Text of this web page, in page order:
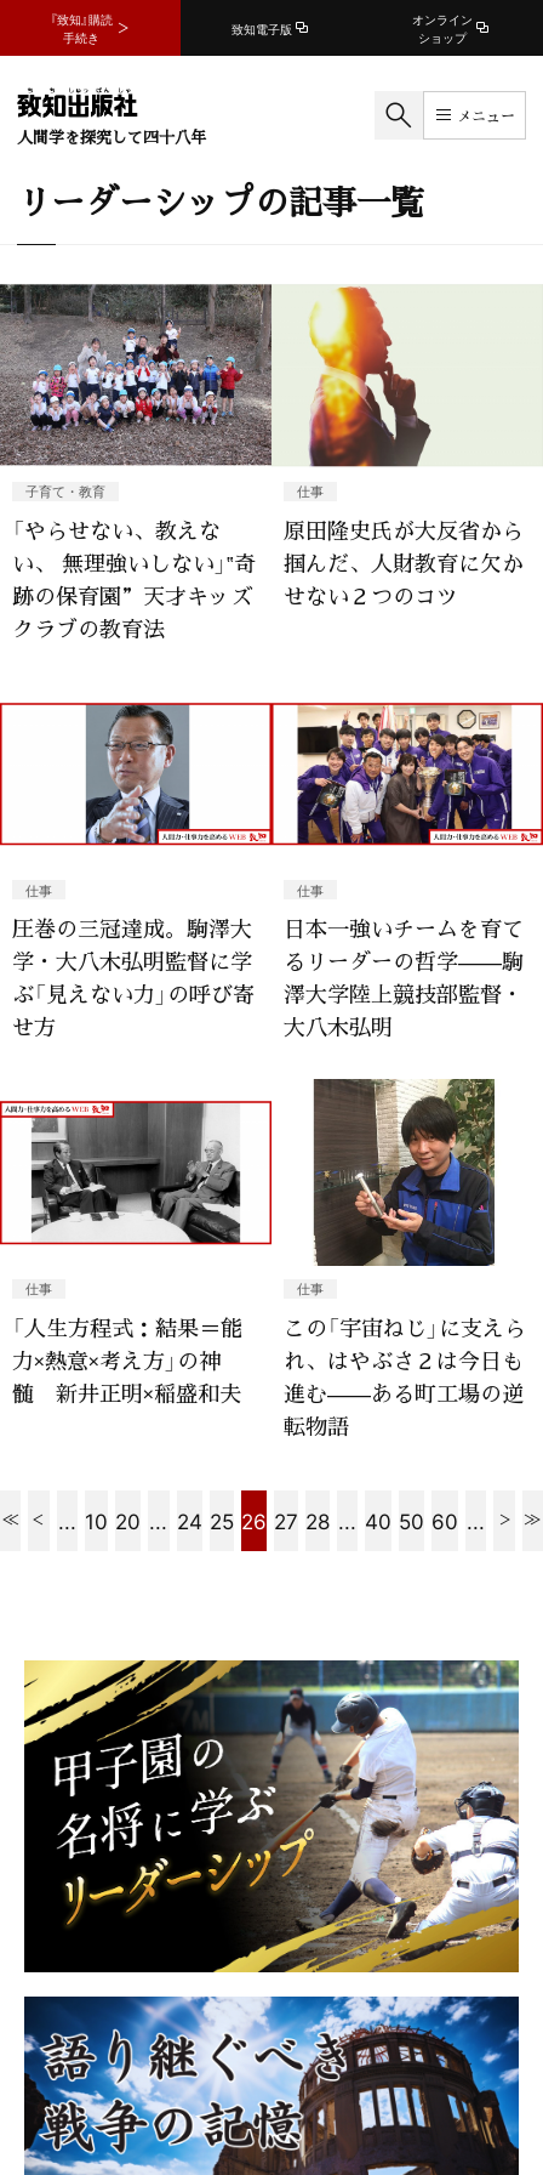
『致知』購読
手続き
致知電子版
オンライン
ショップ
人間学を探究して四十八年
メニュー
リーダーシップの記事一覧
子育て・教育
「やらせない、教えな
い、 無理強いしない」‟奇
跡の保育園”天才キッズ
クラブの教育法
仕事
原田隆史氏が大反省から
掴んだ、人財教育に欠か
せない２つのコツ
仕事
圧巻の三冠達成。駒澤大
学・大八木弘明監督に学
ぶ「見えない力」の呼び寄
せ方
仕事
日本一強いチームを育て
るリーダーの哲学——駒
澤大学陸上競技部監督・
大八木弘明
仕事
「人生方程式：結果＝能
力×熱意×考え方」の神
髄 新井正明×稲盛和夫
仕事
この「宇宙ねじ」に支えら
れ、はやぶさ２は今日も
進む——ある町工場の逆
転物語
... 10 20 ... 24 25 26 27 28 ... 40 50 60 ...